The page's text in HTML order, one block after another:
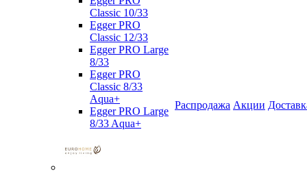
Classic 10/33
Egger PRO
Classic 12/33
Egger PRO Large
8/33
Egger PRO
Classic 8/33
Aqua+
Egger PRO Large
8/33 Aqua+
Распродажа Акции